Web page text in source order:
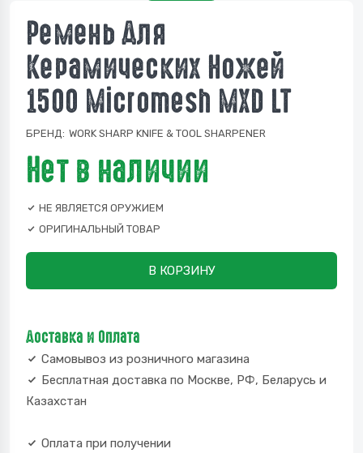
Ремень Для
Керамических Ножей
1500 Micromesh MXD LT
БРЕНД: WORK SHARP KNIFE & TOOL SHARPENER
Нет в наличии
НЕ ЯВЛЯЕТСЯ ОРУЖИЕМ
ОРИГИНАЛЬНЫЙ ТОВАР
В КОРЗИНУ
Доставка и Оплата
Самовывоз из розничного магазина
Бесплатная доставка по Москве, РФ, Беларусь и
Казахстан
Оплата при получении